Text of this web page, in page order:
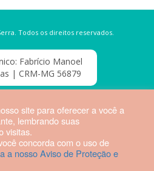
site para oferecer a você a
lembrando suas
visitas.
concorda com o uso de
a nosso Aviso de Proteção e
Todos os direitos reservados.
Fabrício Manoel
| CRM-MG 56879